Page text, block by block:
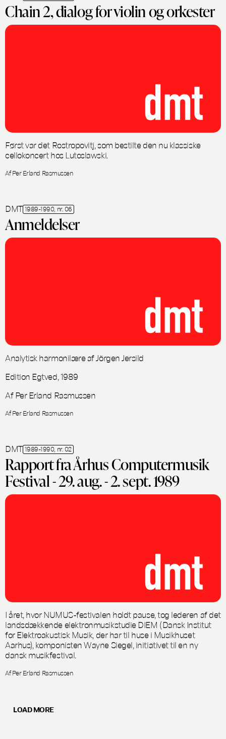
Chain 2, dialog for violin og orkester
Først var det Rostropovitj, som bestilte den nu klassiske
cellokoncert hos Lutoslawski.
Af Per Erland Rasmussen
DMT 1989-1990, nr. 06
Anmeldelser
Analytisk harmonilære af Jörgen Jersild
Edition Egtved, 1989
Af Per Erland Rasmussen
Af Per Erland Rasmussen
DMT 1989-1990, nr. 02
Rapport fra Århus Computermusik
Festival - 29. aug. - 2. sept. 1989
I året, hvor NUMUS-festivalen holdt pause, tog lederen af det
landsdækkende elektronmusikstudie DIEM (Dansk Institut
for Elektroakustisk Musik, der har til huse i Musikhuset
Aarhus), komponisten Wayne Siegel, initiativet til en ny
dansk musikfestival.
Af Per Erland Rasmussen
LOAD MORE